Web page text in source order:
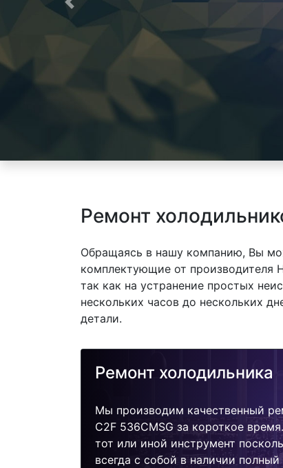
Предыдущая
Ремонт
Обращаясь в нашу компанию, Вы
комплектующие от производителя
так как на устранение простых
нескольких часов до нескольких
детали.
Ремонт холодильника
Мы производим качественный
C2F 536CMSG за короткое
тот или иной инструмент
всегда с собой в наличии